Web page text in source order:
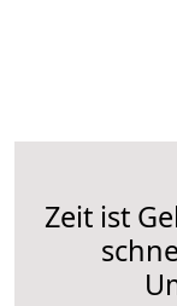
Zeit ist